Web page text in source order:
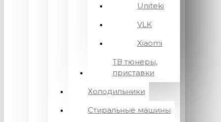
Uniteki
VLK
Xiaomi
ТВ тюнеры,
приставки
Холодильники
Стиральные машины